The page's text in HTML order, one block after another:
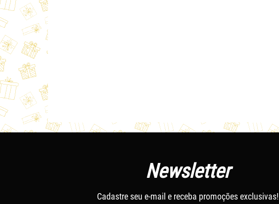
Newsletter
Cadastre seu e-mail e receba promoções exclusivas!